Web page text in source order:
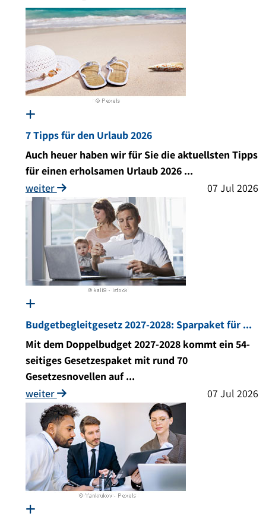
7 Tipps für den Urlaub 2026
Auch heuer haben wir für Sie die aktuellsten Tipps
für einen erholsamen Urlaub 2026 ...
weiter
07 Jul 2026
Budgetbegleitgesetz 2027-2028: Sparpaket für ...
Mit dem Doppelbudget 2027-2028 kommt ein 54-
seitiges Gesetzespaket mit rund 70
Gesetzesnovellen auf ...
weiter
07 Jul 2026